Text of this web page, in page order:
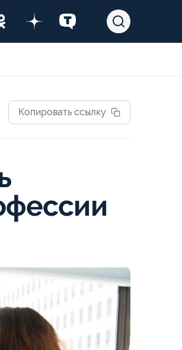
Копировать ссылку